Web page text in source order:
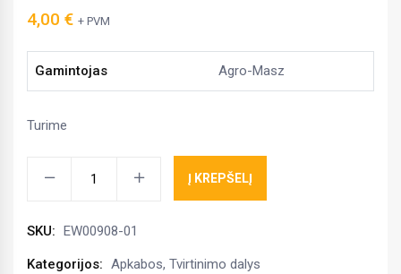
4,00 € + PVM
Gamintojas Agro-Masz
Turime
kiekis
Į KREPŠELĮ
SKU: EW00908-01
Kategorijos: Apkabos, Tvirtinimo dalys